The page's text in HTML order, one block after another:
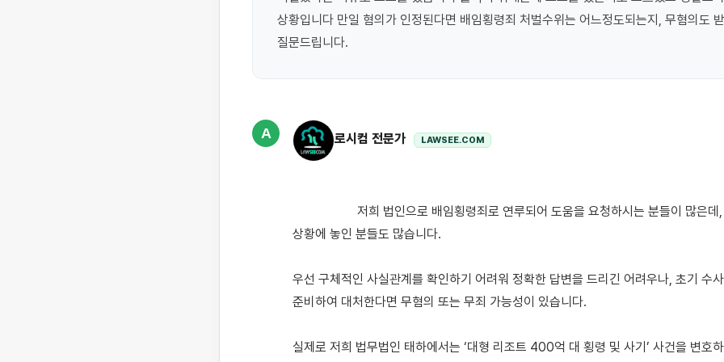
상황입니다 만일 혐의가 인정된다면 배임횡령죄 처벌수위는 어느정도되는지, 무혐의도
질문드립니다.
A 로시컴 전문가 LAWSEE.COM
상황에 놓인 분들도 많습니다.
우선 구체적인 사실관계를 확인하기 어려워 정확한 답변을 드리긴 어려우나, 초기 수
준비하여 대처한다면 무혐의 또는 무죄 가능성이 있습니다.
실제로 저희 법무법인 태하에서는 ‘대형 리조트 400억 대 횡령 및 사기’ 사건을 변호하